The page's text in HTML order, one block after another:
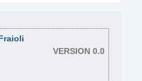
VERSION 0.0